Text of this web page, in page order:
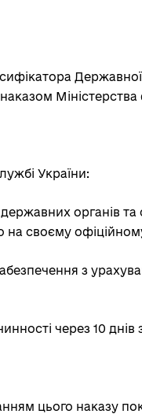
Державної
України:
органів та
своєму
з
через 10
цього наказу